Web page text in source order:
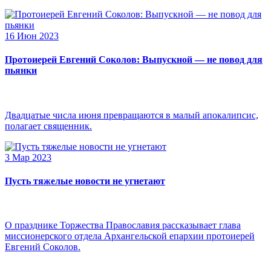
16 Июн 2023
Протоиерей Евгений Соколов: Выпускной — не повод для
пьянки
Двадцатые числа июня превращаются в малый апокалипсис,
полагает священник.
3 Мар 2023
Пусть тяжелые новости не угнетают
О празднике Торжества Православия рассказывает глава
миссионерского отдела Архангельской епархии протоиерей
Евгений Соколов.